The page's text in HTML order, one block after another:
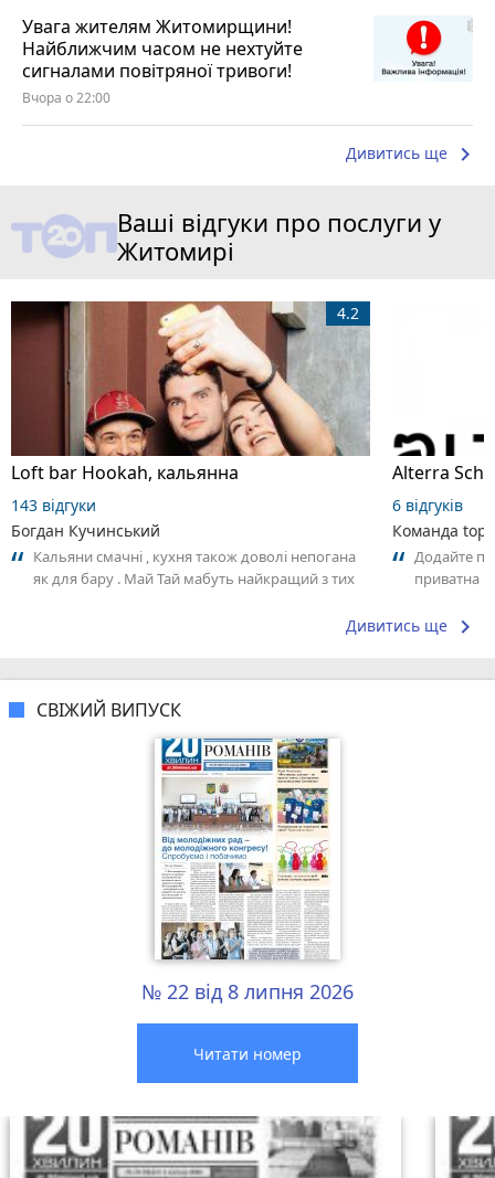
Увага жителям Житомирщини!
Найближчим часом не нехтуйте
сигналами повітряної тривоги!
Вчора о 22:00
Дивитись ще keyboard_arrow_right
Ваші відгуки про послуги у
Житомирі
Loft bar Hookah, кальянна
4.2
143 відгуки
Богдан Кучинський
Кальяни смачні , кухня також доволі непогана
як для бару . Май Тай мабуть найкращий з тих
6 відгуків
Команда
Додайте
приватна
Дивитись ще keyboard_arrow_right
СВІЖИЙ ВИПУСК
№ 22 від 8 липня 2026
Читати номер